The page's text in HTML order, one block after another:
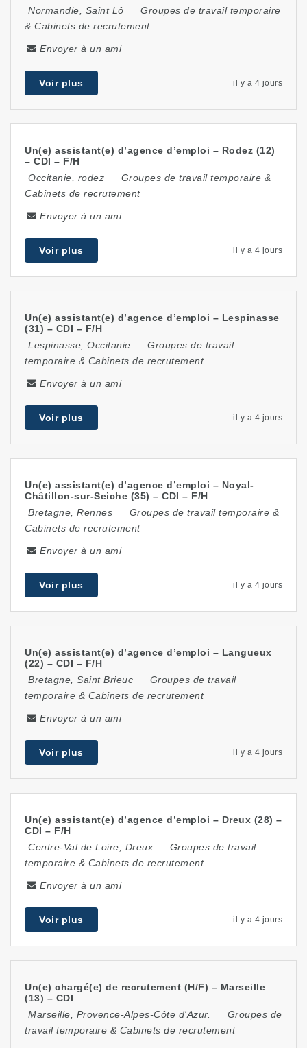
Normandie
Saint Lô
Groupes de travail temporaire
& Cabinets de recrutement
Envoyer à un ami
Voir plus il y a 4 jours
Un(e) assistant(e) d’agence d’emploi – Rodez (12)
– CDI – F/H
Occitanie
rodez
Groupes de travail temporaire &
Cabinets de recrutement
Envoyer à un ami
Voir plus il y a 4 jours
Un(e) assistant(e) d’agence d’emploi – Lespinasse
(31) – CDI – F/H
Lespinasse Occitanie
Groupes de travail
temporaire & Cabinets de recrutement
Envoyer à un ami
Voir plus il y a 4 jours
Un(e) assistant(e) d’agence d’emploi – Noyal-
Châtillon-sur-Seiche (35) – CDI – F/H
Bretagne Rennes
Groupes de travail temporaire &
Cabinets de recrutement
Envoyer à un ami
Voir plus il y a 4 jours
Un(e) assistant(e) d’agence d’emploi – Langueux
(22) – CDI – F/H
Bretagne Saint Brieuc
Groupes de travail
temporaire & Cabinets de recrutement
Envoyer à un ami
Voir plus il y a 4 jours
Un(e) assistant(e) d’agence d’emploi – Dreux (28) –
CDI – F/H
Centre-Val de Loire
Dreux
Groupes de travail
temporaire & Cabinets de recrutement
Envoyer à un ami
Voir plus il y a 4 jours
Un(e) chargé(e) de recrutement (H/F) – Marseille
(13) – CDI
Marseille
Provence-Alpes-Côte d'Azur.
Groupes de
travail temporaire & Cabinets de recrutement